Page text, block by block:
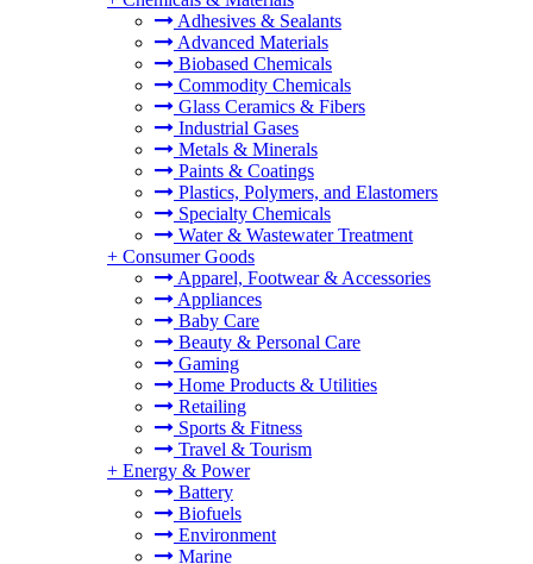
Adhesives & Sealants
Advanced Materials
Biobased Chemicals
Commodity Chemicals
Glass Ceramics & Fibers
Industrial Gases
Metals & Minerals
Paints & Coatings
Plastics, Polymers, and Elastomers
Specialty Chemicals
Water & Wastewater Treatment
+ Consumer Goods
Apparel, Footwear & Accessories
Appliances
Baby Care
Beauty & Personal Care
Gaming
Home Products & Utilities
Retailing
Sports & Fitness
Travel & Tourism
+ Energy & Power
Battery
Biofuels
Environment
Marine